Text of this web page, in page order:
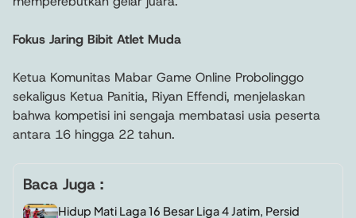
Fokus Jaring Bibit Atlet Muda
Ketua Komunitas Mabar Game Online Probolinggo
sekaligus Ketua Panitia, Riyan Effendi, menjelaskan
bahwa kompetisi ini sengaja membatasi usia peserta
antara 16 hingga 22 tahun.
Baca Juga :
Hidup Mati Laga 16 Besar Liga 4 Jatim, Persid